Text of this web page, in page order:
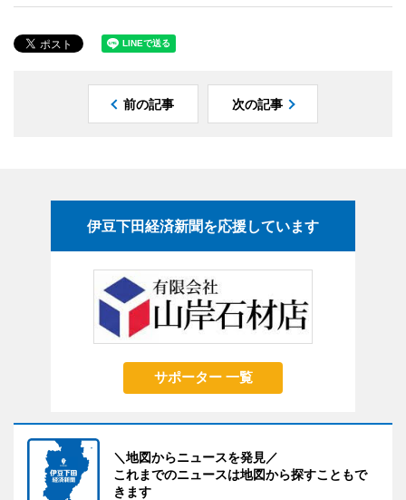
前の記事 次の記事
伊豆下田経済新聞を応援しています
サポーター 一覧
＼地図からニュースを発見／
これまでのニュースは地図から探すこともで
きます